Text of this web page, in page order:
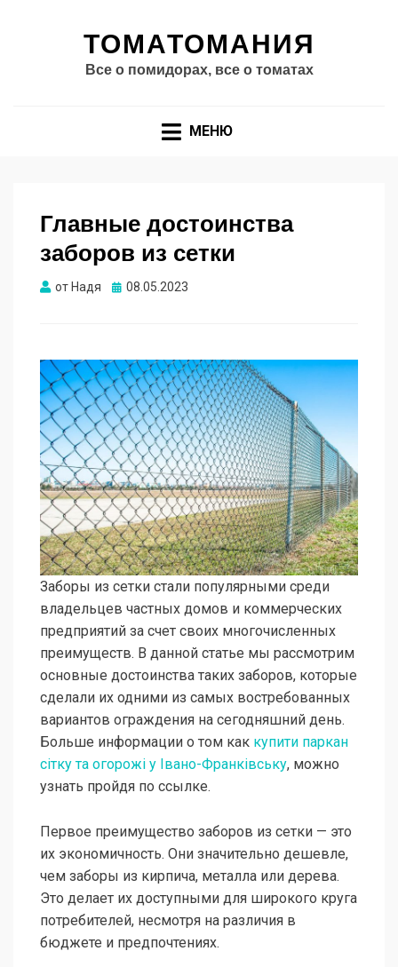
ТОМАТОМАНИЯ
Все о помидорах, все о томатах
МЕНЮ
Главные достоинства
заборов из сетки
от Надя Опубликовано
08.05.2023
Заборы из сетки стали популярными среди
владельцев частных домов и коммерческих
предприятий за счет своих многочисленных
преимуществ. В данной статье мы рассмотрим
основные достоинства таких заборов, которые
сделали их одними из самых востребованных
вариантов ограждения на сегодняшний день.
Больше информации о том как купити паркан
сітку та огорожі у Івано-Франківську, можно
узнать пройдя по ссылке.
Первое преимущество заборов из сетки — это
их экономичность. Они значительно дешевле,
чем заборы из кирпича, металла или дерева.
Это делает их доступными для широкого круга
потребителей, несмотря на различия в
бюджете и предпочтениях.